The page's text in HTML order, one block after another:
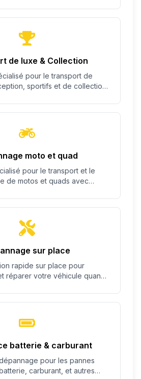
de luxe & Collection
pour le transport de
sportifs et de collection
moto et quad
pour le transport et le
de motos et quads avec
sur place
rapide sur place pour
réparer votre véhicule quand
batterie & carburant
pour les pannes
carburant, et autres